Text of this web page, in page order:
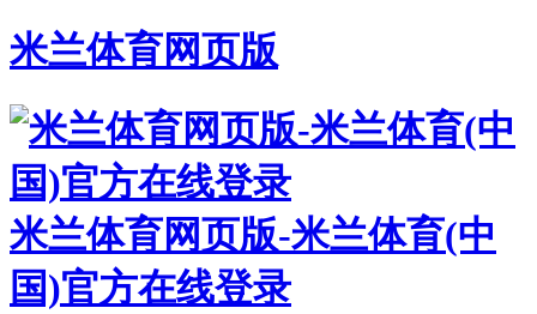
米兰体育网页版
米兰体育网页版-米兰体育(中
国)官方在线登录